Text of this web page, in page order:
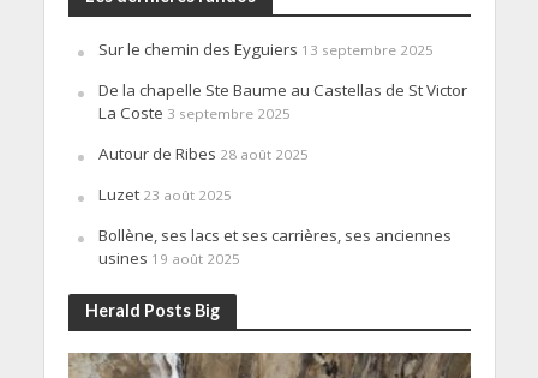
Sur le chemin des Eyguiers 13 septembre 2025
De la chapelle Ste Baume au Castellas de St Victor
La Coste 3 septembre 2025
Autour de Ribes 28 août 2025
Luzet 23 août 2025
Bollène, ses lacs et ses carrières, ses anciennes
usines 19 août 2025
Herald Posts Big